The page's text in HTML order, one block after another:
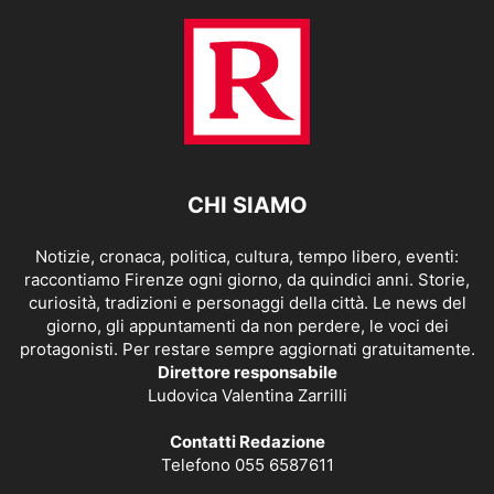
CHI SIAMO
Notizie, cronaca, politica, cultura, tempo libero, eventi:
raccontiamo Firenze ogni giorno, da quindici anni. Storie,
curiosità, tradizioni e personaggi della città. Le news del
giorno, gli appuntamenti da non perdere, le voci dei
protagonisti. Per restare sempre aggiornati gratuitamente.
Direttore responsabile
Ludovica Valentina Zarrilli
Contatti Redazione
Telefono 055 6587611